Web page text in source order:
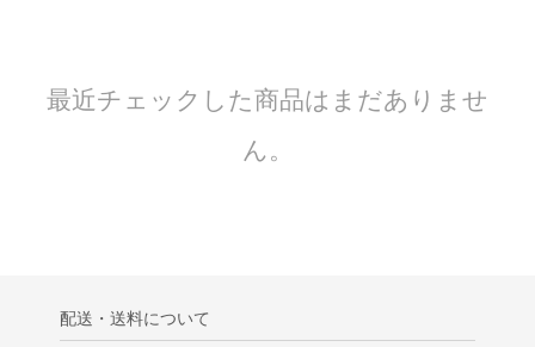
最近チェックした商品はまだありませ
ん。
配送・送料について